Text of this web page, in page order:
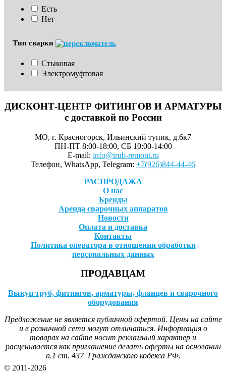
Есть
Нет
Тип сварки
Стыковая
Электромуфтовая
ДИСКОНТ-ЦЕНТР ФИТИНГОВ И АРМАТУРЫ
с доставкой по России
МО, г. Красногорск, Ильинский тупик, д.6к7
ПН-ПТ 8:00-18:00, СБ 10:00-14:00
E-mail: info@trub-remont.ru
Телефон, WhatsApp, Telegram: +7(926)844-44-46
РАСПРОДАЖА
О нас
Бренды
Аренда сварочных аппаратов
Новости
Оплата и доставка
Контакты
Политика оператора в отношении обработки
персональных данных
ПРОДАВЦАМ
Выкуп труб, фитингов, арматуры, фланцев и сварочного
оборудования
Предложение не является публичной офертой. Цены на сайте
и в розничной сети могут отличаться. Информация о
товарах на сайте носит рекламный характер и
расценивается как приглашение делать оферты на основании
п.1 ст. 437 Гражданского кодекса РФ.
© 2011-2026